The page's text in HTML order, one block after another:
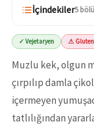
İçindekiler5
✓ Vejetaryen ⚠ Gluten
Muzlu kek, olgun
çırpılıp damla
içermeyen
tatlılığından